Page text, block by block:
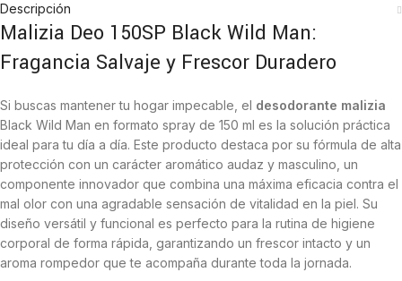
Descripción
Malizia Deo 150SP Black Wild Man:
Fragancia Salvaje y Frescor Duradero
Si buscas mantener tu hogar impecable, el desodorante malizia
Black Wild Man en formato spray de 150 ml es la solución práctica
ideal para tu día a día. Este producto destaca por su fórmula de alta
protección con un carácter aromático audaz y masculino, un
componente innovador que combina una máxima eficacia contra el
mal olor con una agradable sensación de vitalidad en la piel. Su
diseño versátil y funcional es perfecto para la rutina de higiene
corporal de forma rápida, garantizando un frescor intacto y un
aroma rompedor que te acompaña durante toda la jornada.